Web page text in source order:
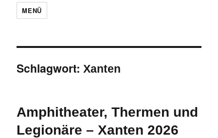
MENÜ
Schlagwort:Xanten
Amphitheater, Thermen und
Legionäre – Xanten 2026